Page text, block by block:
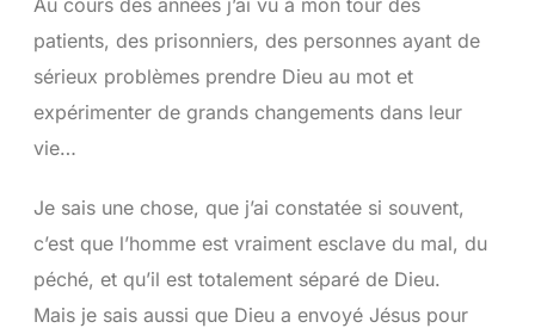
patients, des prisonniers, des personnes ayant de
sérieux problèmes prendre Dieu au mot et
expérimenter de grands changements dans leur
vie…
Je sais une chose, que j’ai constatée si souvent,
c’est que l’homme est vraiment esclave du mal, du
péché, et qu’il est totalement séparé de Dieu.
Mais je sais aussi que Dieu a envoyé Jésus pour